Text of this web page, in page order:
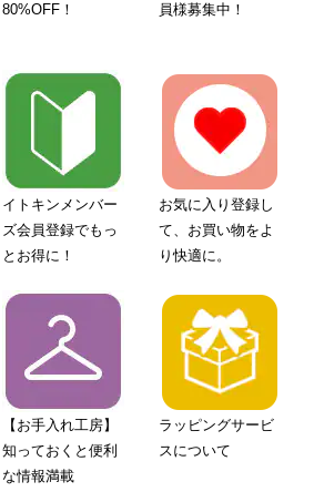
80%OFF！
員様募集中！
イトキンメンバー
ズ会員登録でもっ
とお得に！
お気に入り登録し
て、お買い物をよ
り快適に。
【お手入れ工房】
知っておくと便利
な情報満載
ラッピングサービ
スについて